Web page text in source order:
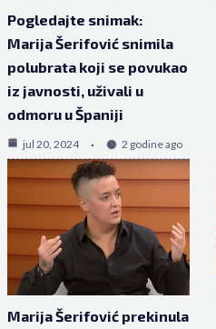
Pogledajte snimak:
Marija Šerifović snimila
polubrata koji se povukao
iz javnosti, uživali u
odmoru u Španiji
jul 20, 2024 2 godine ago
Marija Šerifović prekinula